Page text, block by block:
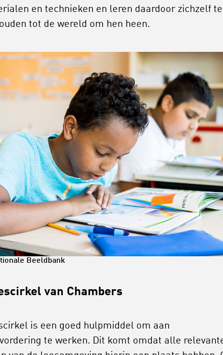
en technieken en leren daardoor zichzelf te
tot de wereld om hen heen.
Beeldbank
van Chambers
is een goed hulpmiddel om aan
te werken. Dit komt omdat alle